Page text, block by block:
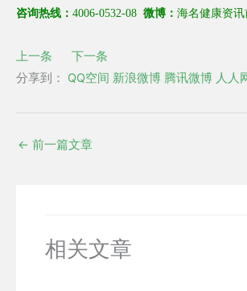
咨询热线： 4006-0532-08 微博： 海名健康资讯
上一条
下一条
分享到：
QQ空间 新浪微博 腾讯微博 人人
← 前一篇文章
相关文章